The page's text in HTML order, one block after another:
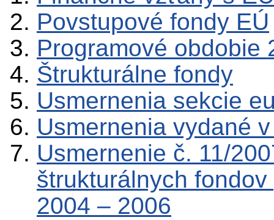
Povstupové fondy EÚ
Programové obdobie
Štrukturálne fondy
Usmernenia sekcie
Usmernenia vydané
Usmernenie č. 11/
štrukturálnych
2004 – 2006